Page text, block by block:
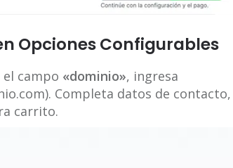
Opciones Configurables
el campo «dominio», ingresa
Completa datos de contacto,
carrito.​